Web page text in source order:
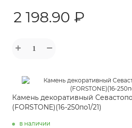
2 198.90 ₽
Камень декоративный
(FORSTONE)(16-250по1/21)
в наличии